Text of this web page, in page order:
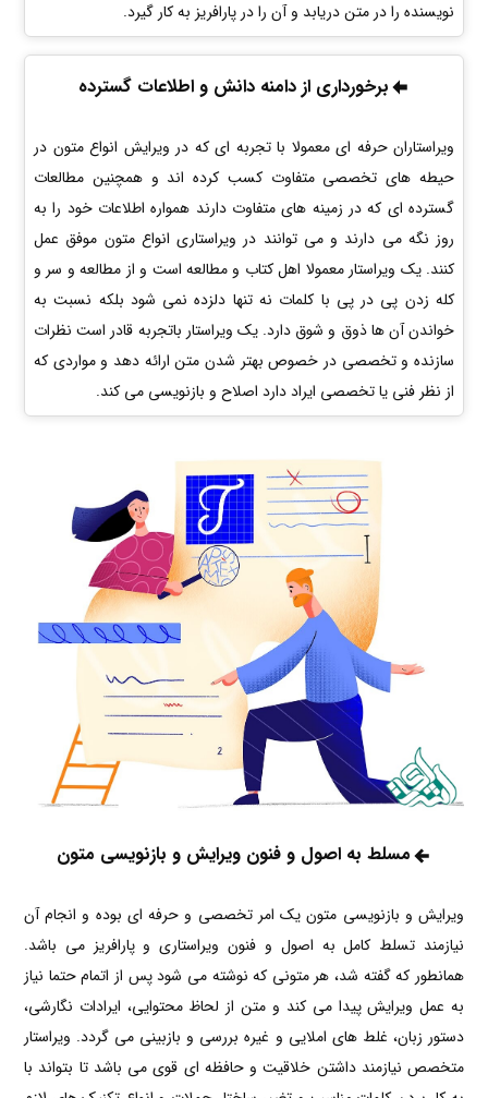
نویسنده را در متن دریابد و آن را در پارافریز به کار گیرد.
برخورداری از دامنه دانش و اطلاعات گسترده
ویراستاران حرفه ای معمولا با تجربه ای که در ویرایش انواع متون در
حیطه های تخصصی متفاوت کسب کرده اند و همچنین مطالعات
گسترده ای که در زمینه های متفاوت دارند همواره اطلاعات خود را به
روز نگه می دارند و می توانند در ویراستاری انواع متون موفق عمل
کنند. یک ویراستار معمولا اهل کتاب و مطالعه است و از مطالعه و سر و
کله زدن پی در پی با کلمات نه تنها دلزده نمی شود بلکه نسبت به
خواندن آن ها ذوق و شوق دارد. یک ویراستار باتجربه قادر است نظرات
سازنده و تخصصی در خصوص بهتر شدن متن ارائه دهد و مواردی که
از نظر فنی یا تخصصی ایراد دارد اصلاح و بازنویسی می کند.
مسلط به اصول و فنون ویرایش و بازنویسی متون
ویرایش و بازنویسی متون یک امر تخصصی و حرفه ای بوده و انجام آن
نیازمند تسلط کامل به اصول و فنون ویراستاری و پارافریز می باشد.
همانطور که گفته شد، هر متونی که نوشته می شود پس از اتمام حتما نیاز
به عمل ویرایش پیدا می کند و متن از لحاظ محتوایی، ایرادات نگارشی،
دستور زبان، غلط های املایی و غیره بررسی و بازبینی می گردد. ویراستار
متخصص نیازمند داشتن خلاقیت و حافظه ای قوی می باشد تا بتواند با